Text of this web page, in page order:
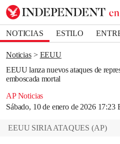
NOTICIAS ESTILO
DEPORTES
Noticias
EEUU
EEUU lanza nuevos ataques de
emboscada mortal
AP Noticias
Sábado, 10 de enero de 2026 17:23
Bookmark popover
Removed from bookmarks
Close popover
EEUU SIRIA ATAQUES (AP)